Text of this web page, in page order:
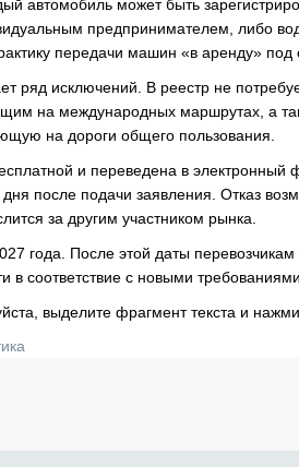
автомобиль может быть
предпринимателем, либо
передачи машин «в аренду» под
ряд исключений. В реестр не
на международных маршрутах, а
на дороги общего пользования.
и переведена в
после подачи заявления. Отказ
за другим участником рынка.
года. После этой даты
в соответствие с новыми требованиями.
выделите фрагмент текста и